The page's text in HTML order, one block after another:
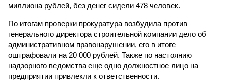
миллиона рублей, без денег сидели 478 человек.
По итогам проверки прокуратура возбудила против
генерального директора строительной компании дело об
административном правонарушении, его в итоге
оштрафовали на 20 000 рублей. Также по настоянию
надзорного ведомства еще одно должностное лицо на
предприятии привлекли к ответственности.